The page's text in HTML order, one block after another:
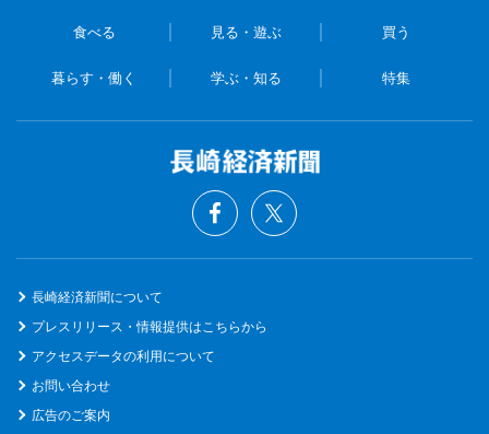
食べる 見る・遊ぶ 買う
暮らす・働く 学ぶ・知る 特集
長崎経済新聞について
プレスリリース・情報提供はこちらから
アクセスデータの利用について
お問い合わせ
広告のご案内